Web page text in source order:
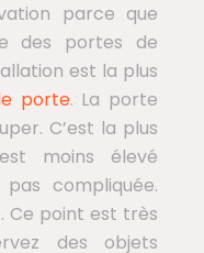
parce que
des portes de
est la plus
porte. La porte
C’est la plus
moins élevé
pas compliquée.
Ce point est très
des objets